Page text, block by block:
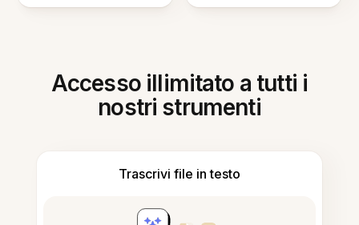
Accesso illimitato a tutti i
nostri strumenti
Trascrivi file in testo